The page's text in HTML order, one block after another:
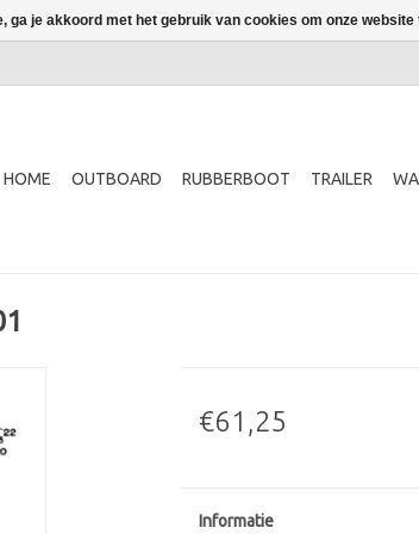
HOME OUTBOARD RUBBERBOOT TRAILER
€61,25
Informatie
ga je akkoord met het gebruik van cookies om onze